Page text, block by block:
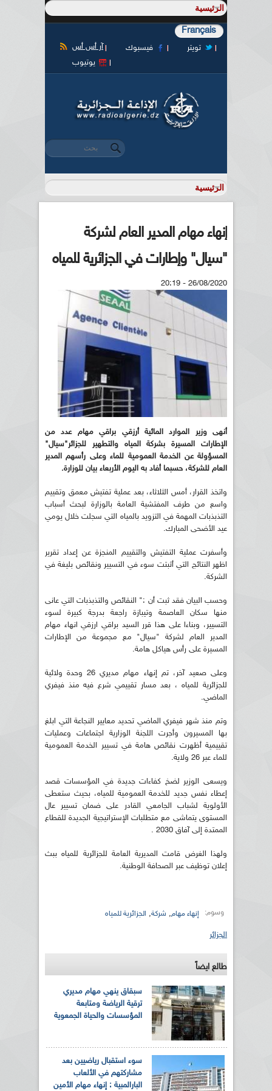
Français
آر أس أس فيسبوك
تويتر
يوتيوب
استمارة البحث
‏بحث ‏
إنهاء مهام المدير العام لشركة
"سيال" وإطارات في الجزائرية للمياه
26/08/2020 - 20:19
أنهى وزير الموارد المائية أرزقي براقي مهام عدد من
الإطارات المسيرة بشركة المياه والتطهير للجزائر"سيال"
المسؤولة عن الخدمة العمومية للماء وعلى رأسهم المدير
العام للشركة، حسبما أفاد به اليوم الأربعاء بيان للوزارة.
واتخذ القرار، أمس الثلاثاء، بعد عملية تفتيش معمق وتقييم
واسع من طرف المفتشية العامة بالوزارة لبحث أسباب
التذبذبات المهمة في التزويد بالمياه التي سجلت خلال يومي
عيد الأضحى المبارك.
وأسفرت عملية التفتيش والتقييم المنجزة عن إعداد تقرير
اظهر النتائج التي أثبتت سوء في التسيير ونقائص بليغة في
الشركة.
وحسب البيان فقد ثبت أن :" النقائص والتذبذبات التي عانى
منها سكان العاصمة وتيبازة راجعة بدرجة كبيرة لسوء
التسيير، وبناءا على هذا قرر السيد براقي ارزقي انهاء مهام
المدير العام لشركة "سيال" مع مجموعة من الإطارات
المسيرة على رأس هياكل هامة.
وعلى صعيد آخر، تم إنهاء مهام مديري 26 وحدة ولائية
للجزائرية للمياه ، بعد مسار تقييمي شرع فيه منذ فيفري
الماضي.
وتم منذ شهر فيفري الماضي تحديد معايير النجاعة التي ابلغ
بها المسيرون وأجرت اللجنة الوزارية اجتماعات وعمليات
تقييمية أظهرت نقائص هامة في تسيير الخدمة العمومية
للماء عبر 26 ولاية.
ويسعى الوزير لضخ كفاءات جديدة في المؤسسات قصد
إعطاء نفس جديد للخدمة العمومية للمياه، بحيث ستعطى
الأولوية لشباب الجامعي القادر على ضمان تسيير عال
المستوى يتماشى مع متطلبات الإستراتيجية الجديدة للقطاع
الممتدة إلى آفاق 2030 .
ولهذا الغرض قامت المديرية العامة للجزائرية للمياه ببث
إعلان توظيف عبر الصحافة الوطنية.
وسوم: إنهاء مهام, شركة, الجزائرية للمياه
الجزائر
طالع ايضاً
سبقاق ينهي مهام مديري
ترقية الرياضة ومتابعة
المؤسسات والحياة الجمعوية
سوء استقبال رياضيين بعد
مشاركتهم في الألعاب
البارالمبية : إنهاء مهام الأمين